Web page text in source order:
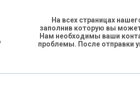
На всех страницах
заполнив которую вы
Нам необходимы ваши
проблемы. После отправки